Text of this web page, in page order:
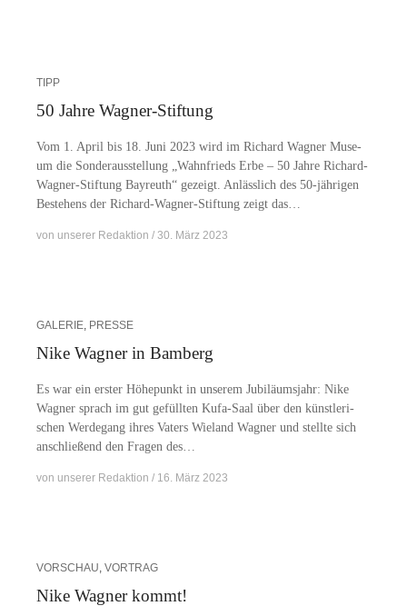
TIPP
50 Jahre Wagner-Stiftung
Vom 1. April bis 18. Juni 2023 wird im Ri­chard Wag­ner Mu­se­
um die Son­der­aus­stel­lung „Wahn­frieds Erbe – 50 Jah­re Ri­­chard-
Wa­g­­ner-Stif­­tung Bay­reuth“ ge­zeigt. An­läss­lich des 50-jäh­ri­­gen
Be­stehens der Ri­­chard-Wa­g­­ner-Stif­­tung zeigt das…
von unserer Redaktion 30. März 2023
GALERIE PRESSE
Nike Wagner in Bamberg
Es war ein ers­ter Hö­he­punkt in un­se­rem Ju­bi­lä­ums­jahr: Nike
Wag­ner sprach im gut ge­füll­ten Kufa-Saal über den künst­le­ri­
schen Wer­de­gang ih­res Va­ters Wie­land Wag­ner und stell­te sich
an­schlie­ßend den Fra­gen des…
von unserer Redaktion 16. März 2023
VORSCHAU VORTRAG
Nike Wagner kommt!